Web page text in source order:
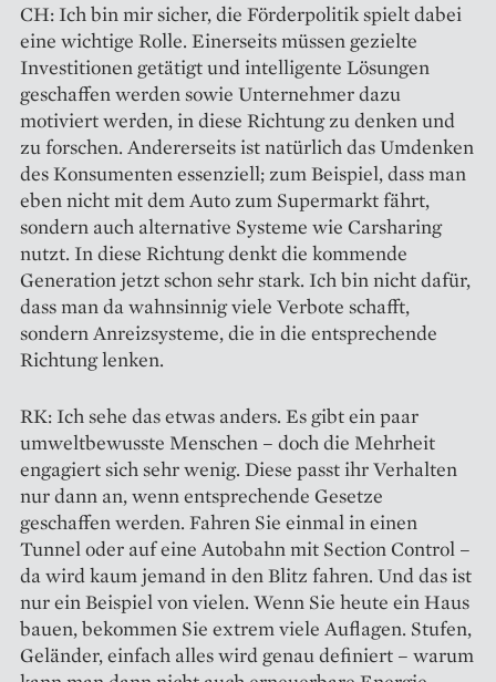
CH: Ich bin mir sicher, die Förderpolitik spielt dabei
eine wichtige Rolle. Einerseits müssen gezielte
Investitionen getätigt und intelligente Lösungen
geschaffen werden sowie Unternehmer dazu
motiviert werden, in diese Richtung zu denken und
zu forschen. Andererseits ist natürlich das Umdenken
des Konsumenten essenziell; zum Beispiel, dass man
eben nicht mit dem Auto zum Supermarkt fährt,
sondern auch alternative Systeme wie Carsharing
nutzt. In diese Richtung denkt die kommende
Generation jetzt schon sehr stark. Ich bin nicht dafür,
dass man da wahnsinnig viele Verbote schafft,
sondern Anreizsysteme, die in die entsprechende
Richtung lenken.
RK: Ich sehe das etwas anders. Es gibt ein paar
umweltbewusste Menschen – doch die Mehrheit
engagiert sich sehr wenig. Diese passt ihr Verhalten
nur dann an, wenn entsprechende Gesetze
geschaffen werden. Fahren Sie einmal in einen
Tunnel oder auf eine Autobahn mit Section Control –
da wird kaum jemand in den Blitz fahren. Und das ist
nur ein Beispiel von vielen. Wenn Sie heute ein Haus
bauen, bekommen Sie extrem viele Auflagen. Stufen,
Geländer, einfach alles wird genau definiert – warum